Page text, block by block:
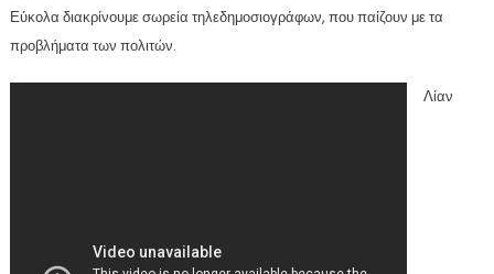
Εύκολα διακρίνουμε σωρεία τηλεδημοσιογράφων, που παίζουν με τα
προβλήματα των πολιτών.
Λίαν